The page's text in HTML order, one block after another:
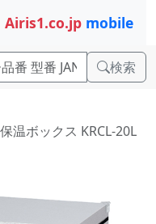
Airis1.co.jp mobile
検索
温ボックス KRCL-20L